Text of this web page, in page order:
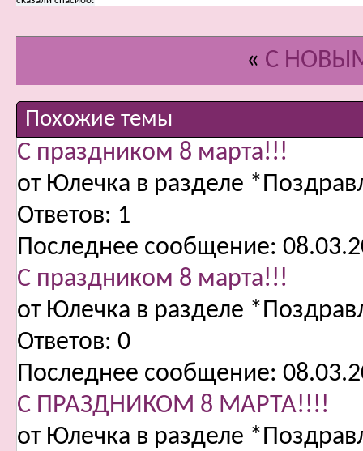
« С
Похожие темы
С праздником 8 марта!!!
от Юлечка в разделе
Ответов: 1
Последнее сообщение:
С праздником 8 марта!!!
от Юлечка в разделе
Ответов: 0
Последнее сообщение:
С ПРАЗДНИКОМ 8 МАРТА!!!!
от Юлечка в разделе